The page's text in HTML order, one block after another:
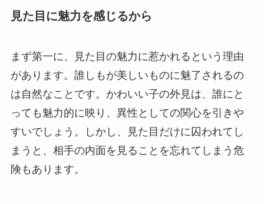
見た目に魅力を感じるから
まず第一に、見た目の魅力に惹かれるという理由
があります。誰しもが美しいものに魅了されるの
は自然なことです。かわいい子の外見は、誰にと
っても魅力的に映り、異性としての関心を引きや
すいでしょう。しかし、見た目だけに囚われてし
まうと、相手の内面を見ることを忘れてしまう危
険もあります。